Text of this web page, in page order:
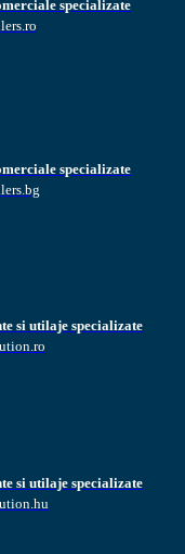
specializate
specializate
si utilaje specializate
si utilaje specializate